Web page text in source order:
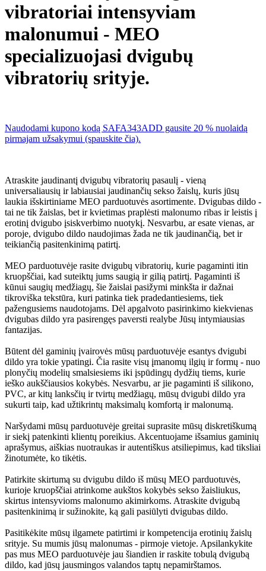
vibratoriai intensyviam
malonumui - MEO
specializuojasi dvigubų
vibratorių srityje.
Naudodami kupono kodą SAFA343ADD gausite 20 % nuolaidą
pirmajam užsakymui (spauskite čia).
Atraskite jaudinantį dvigubų vibratorių pasaulį - vieną
universaliausių ir labiausiai jaudinančių sekso žaislų, kuris jūsų
laukia išskirtiniame MEO parduotuvės asortimente. Dvigubas dildo -
tai ne tik žaislas, bet ir kvietimas praplėsti malonumo ribas ir leistis į
erotinį dvigubo įsiskverbimo nuotykį. Nesvarbu, ar esate vienas, ar
poroje, dvigubo dildo naudojimas žada ne tik jaudinančią, bet ir
teikiančią pasitenkinimą patirtį.
MEO parduotuvėje rasite dvigubų vibratorių, kurie pagaminti itin
kruopščiai, kad suteiktų jums saugią ir gilią patirtį. Pagaminti iš
kūnui saugių medžiagų, šie žaislai pasižymi minkšta ir dažnai
tikroviška tekstūra, kuri patinka tiek pradedantiesiems, tiek
pažengusiems naudotojams. Dėl apgalvoto pasirinkimo kiekvienas
dvigubas dildo yra pasirengęs paversti realybe Jūsų intymiausias
fantazijas.
Būtent dėl gaminių įvairovės mūsų parduotuvėje esantys dvigubi
dildo yra tokie ypatingi. Čia rasite visų įmanomų ilgių ir formų - nuo
plonyčių modelių smalsiesiems iki įspūdingų dydžių tiems, kurie
ieško aukščiausios kokybės. Nesvarbu, ar jie pagaminti iš silikono,
PVC, ar kitų lanksčių ir tvirtų medžiagų, mūsų dvigubi dildo yra
sukurti taip, kad užtikrintų maksimalų komfortą ir malonumą.
Naršydami mūsų parduotuvėje greitai suprasite mūsų diskretiškumą
ir siekį patenkinti klientų poreikius. Akcentuojame išsamius gaminių
aprašymus, aiškias nuotraukas ir autentiškus atsiliepimus, kad tiksliai
žinotumėte, ko tikėtis.
Patirkite skirtumą su dvigubu dildo iš mūsų MEO parduotuvės,
kurioje kruopščiai atrinkome aukštos kokybės sekso žaisliukus,
skirtus intensyvioms malonumo akimirkoms. Atraskite dvigubą
pasitenkinimą ir sužinokite, ką gali pasiūlyti dvigubas dildo.
Pasitikėkite mūsų ilgamete patirtimi ir kompetencija erotinių žaislų
srityje. Su mumis jūsų malonumas - pirmoje vietoje. Apsilankykite
pas mus MEO parduotuvėje jau šiandien ir raskite tobulą dvigubą
dildo, kad jūsų jausmingos valandos taptų nepamirštamos.